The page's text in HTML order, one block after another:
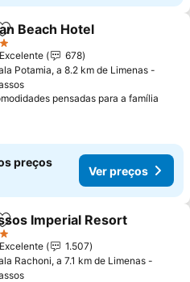
Adicionar aos favoritos
Beach Hotel
Excelente
678
Potamia, a 8.2 km de Limenas -
pensadas para a família
preços
Ver preços
Adicionar aos favoritos
Imperial Resort
Excelente
1.507
Rachoni, a 7.1 km de Limenas -